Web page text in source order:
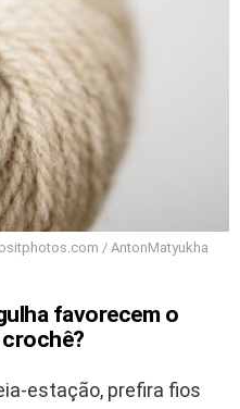
/ AntonMatyukha
favorecem o
estação, prefira fios